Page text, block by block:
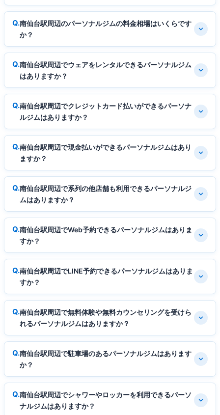
南仙台駅周辺のパーソナルジムの料金相場はいくらです
か？
南仙台駅周辺でウェアをレンタルできるパーソナルジム
はありますか？
南仙台駅周辺でクレジットカード払いができるパーソナ
ルジムはありますか？
南仙台駅周辺で現金払いができるパーソナルジムはあり
ますか？
南仙台駅周辺で系列の他店舗も利用できるパーソナルジ
ムはありますか？
南仙台駅周辺でWeb予約できるパーソナルジムはありま
すか？
南仙台駅周辺でLINE予約できるパーソナルジムはありま
すか？
南仙台駅周辺で無料体験や無料カウンセリングを受けら
れるパーソナルジムはありますか？
南仙台駅周辺で駐車場のあるパーソナルジムはあります
か？
南仙台駅周辺でシャワーやロッカーを利用できるパーソ
ナルジムはありますか？